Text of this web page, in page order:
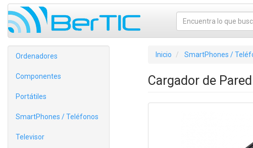
Ordenadores
Componentes
Portátiles
SmartPhones / Teléfonos
Televisor
Inicio SmartPhones /
Cargador de